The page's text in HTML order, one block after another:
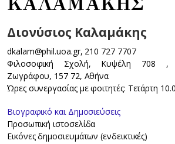
Διονύσιος Καλαμάκης
dkalam@phil.uoa.gr, 210 727 7707
Φιλοσοφική Σχολή, Κυψέλη 708 ,
Ζωγράφου, 157 72, Αθήνα
Ώρες συνεργασίας με φοιτητές: Τετάρτη
Βιογραφικό και Δημοσιεύσεις
Προσωπική ιστοσελίδα
Εικόνες δημοσιευμάτων (ενδεικτικές)